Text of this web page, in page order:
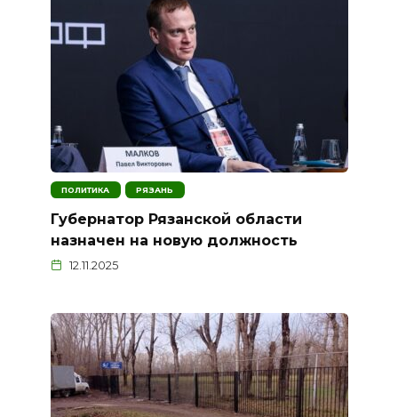
ПОЛИТИКА РЯЗАНЬ
Губернатор Рязанской области
назначен на новую должность
12.11.2025